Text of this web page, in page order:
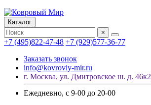
Каталог
×
+7 (495)822-47-48 +7 (929)577-36-77
Заказать звонок
info@kovroviy-mir.ru
г. Москва, ул. Дмитровское ш. д. 46к2
Ежедневно, с 9-00 до 20-00